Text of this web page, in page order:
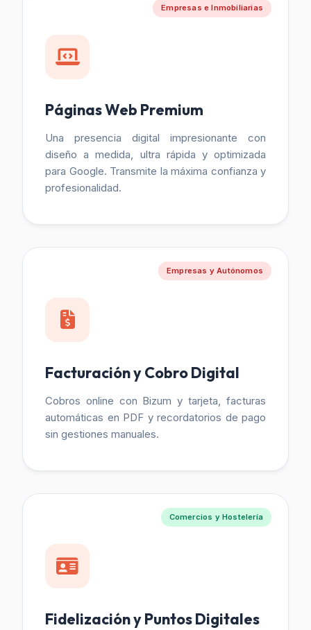
Empresas e Inmobiliarias
Páginas Web Premium
Una presencia digital impresionante con
diseño a medida, ultra rápida y optimizada
para Google. Transmite la máxima confianza y
profesionalidad.
Empresas y Autónomos
Facturación y Cobro Digital
Cobros online con Bizum y tarjeta, facturas
automáticas en PDF y recordatorios de pago
sin gestiones manuales.
Comercios y Hostelería
Fidelización y Puntos Digitales